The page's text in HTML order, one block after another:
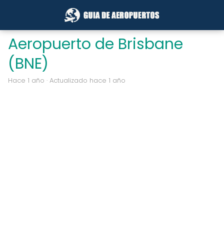
Aeropuerto de Brisbane
(BNE)
hace 1 año · Actualizado hace 1 año